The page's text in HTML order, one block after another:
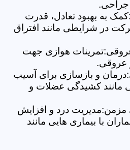
جراحی.
به بهبود تعادل، قدرت
در شرایطی مانند افتراق
هوازی جهت
عروقی.
و بازسازی برای آسیب
مانند کشیدگی عضلات و
مزمن:مدیریت درد و افزایش
با بیماری هایی مانند